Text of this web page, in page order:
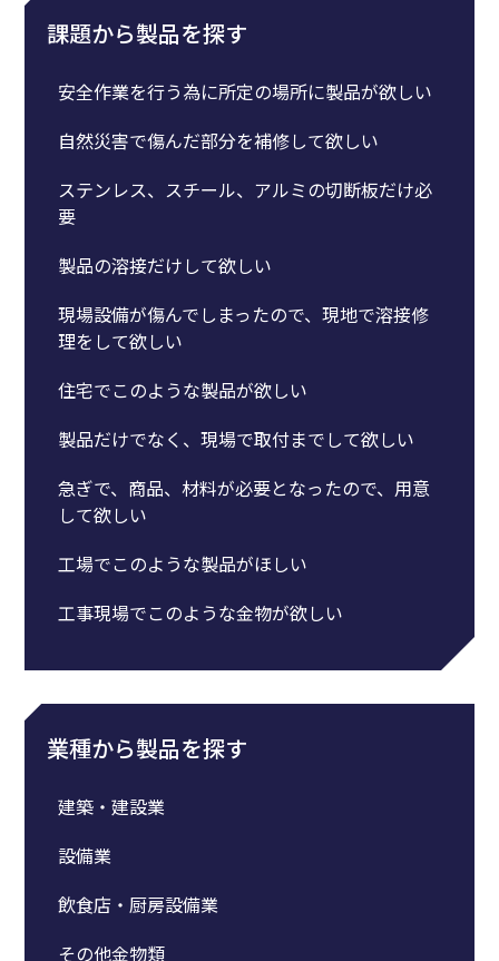
課題から製品を探す
安全作業を行う為に所定の場所に製品が欲しい
自然災害で傷んだ部分を補修して欲しい
ステンレス、スチール、アルミの切断板だけ必
要
製品の溶接だけして欲しい
現場設備が傷んでしまったので、現地で溶接修
理をして欲しい
住宅でこのような製品が欲しい
製品だけでなく、現場で取付までして欲しい
急ぎで、商品、材料が必要となったので、用意
して欲しい
工場でこのような製品がほしい
工事現場でこのような金物が欲しい
業種から製品を探す
建築・建設業
設備業
飲食店・厨房設備業
その他金物類